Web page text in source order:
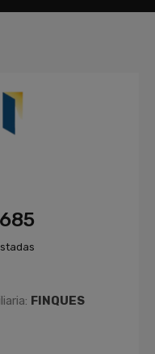
FINQUES